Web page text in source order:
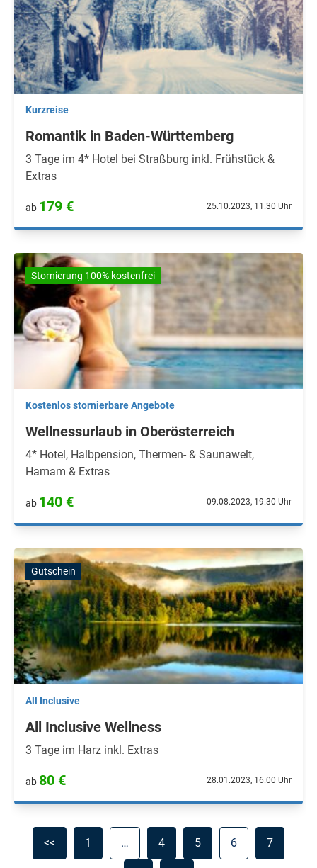
Kurzreise
Romantik in Baden-Württemberg
3 Tage im 4* Hotel bei Straßburg inkl. Frühstück &
Extras
ab 179 € 25.10.2023, 11.30 Uhr
Stornierung 100% kostenfrei
Kostenlos stornierbare Angebote
Wellnessurlaub in Oberösterreich
4* Hotel, Halbpension, Thermen- & Saunawelt,
Hamam & Extras
ab 140 € 09.08.2023, 19.30 Uhr
Gutschein
All Inclusive
All Inclusive Wellness
3 Tage im Harz inkl. Extras
ab 80 € 28.01.2023, 16.00 Uhr
<< 1 … 4 5 6 7